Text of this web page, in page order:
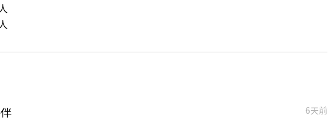
6天前